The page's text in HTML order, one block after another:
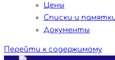
Цены
Списки и
Документы
Перейти к содержимому